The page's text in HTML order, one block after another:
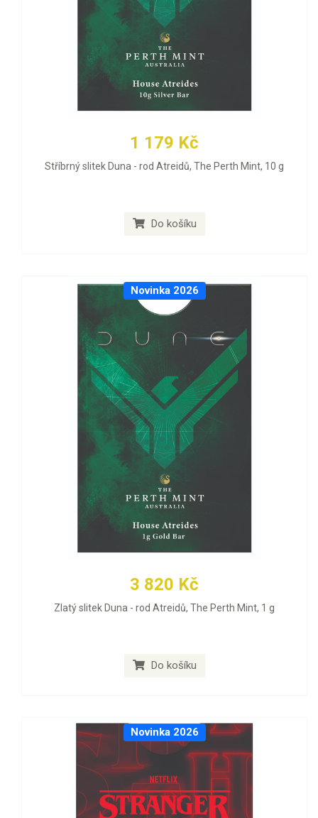
1 179 Kč
Stříbrný slitek Duna - rod Atreidů, The Perth Mint, 10 g
Do košíku
Novinka 2026
3 820 Kč
Zlatý slitek Duna - rod Atreidů, The Perth Mint, 1 g
Do košíku
Novinka 2026